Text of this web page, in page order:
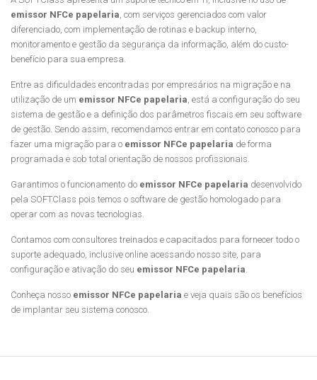
emissor NFCe papelaria, com serviços gerenciados com valor
diferenciado, com implementação de rotinas e backup interno,
monitoramento e gestão da segurança da informação, além do custo-
benefício para sua empresa.
Entre as dificuldades encontradas por empresários na migração e na
utilização de um emissor NFCe papelaria, está a configuração do seu
sistema de gestão e a definição dos parâmetros fiscais em seu software
de gestão. Sendo assim, recomendamos entrar em contato conosco para
fazer uma migração para o emissor NFCe papelaria de forma
programada e sob total orientação de nossos profissionais.
Garantimos o funcionamento do emissor NFCe papelaria desenvolvido
pela SOFTClass pois temos o software de gestão homologado para
operar com as novas tecnologias.
Contamos com consultores treinados e capacitados para fornecer todo o
suporte adequado, inclusive online acessando nosso site, para
configuração e ativação do seu emissor NFCe papelaria.
Conheça nosso emissor NFCe papelaria e veja quais são os benefícios
de implantar seu sistema conosco.